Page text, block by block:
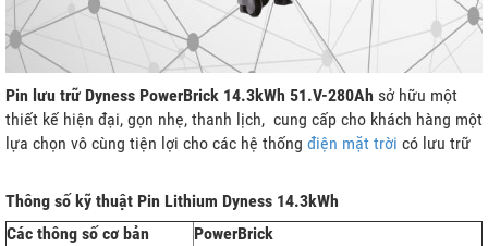
Pin lưu trữ Dyness PowerBrick 14.3kWh 51.V-280Ah sở hữu một
thiết kế hiện đại, gọn nhẹ, thanh lịch, cung cấp cho khách hàng một
lựa chọn vô cùng tiện lợi cho các hệ thống điện mặt trời có lưu trữ
Thông số kỹ thuật Pin Lithium Dyness 14.3kWh
Các thông số cơ bản
PowerBrick